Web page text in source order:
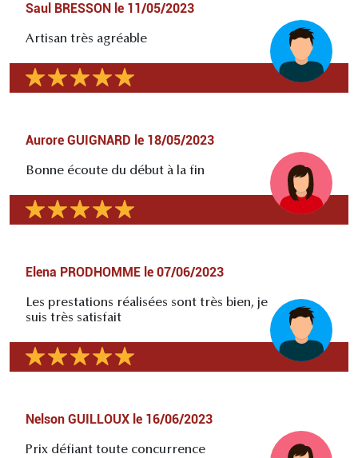
Saul BRESSON le 11/05/2023
Artisan très agréable
Aurore GUIGNARD le 18/05/2023
Bonne écoute du début à la fin
Elena PRODHOMME le 07/06/2023
Les prestations réalisées sont très bien, je
suis très satisfait
Nelson GUILLOUX le 16/06/2023
Prix défiant toute concurrence